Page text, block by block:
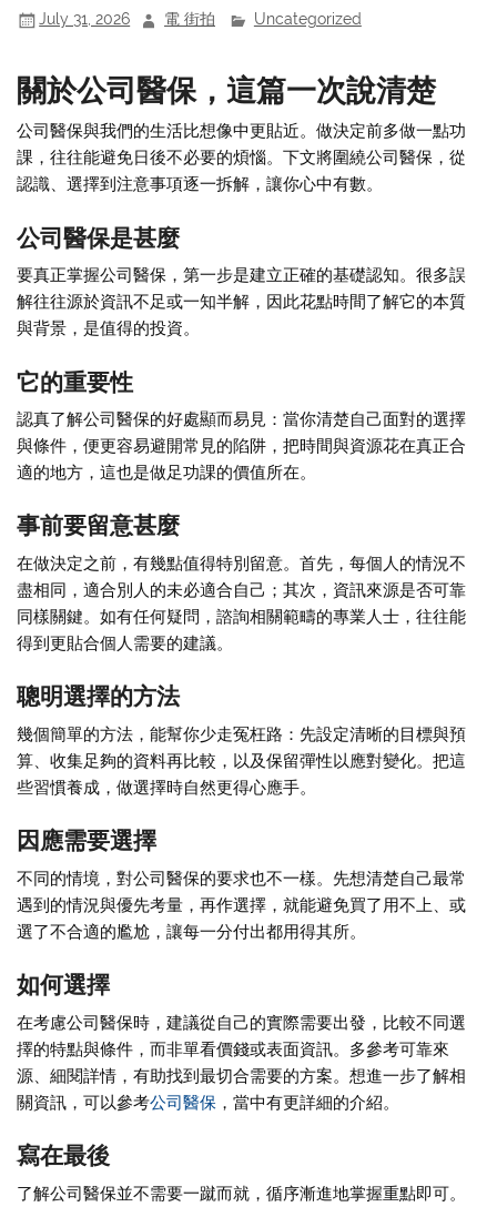
July 31, 2026 電 街拍 Uncategorized
關於公司醫保，這篇一次說清楚
公司醫保與我們的生活比想像中更貼近。做決定前多做一點功
課，往往能避免日後不必要的煩惱。下文將圍繞公司醫保，從
認識、選擇到注意事項逐一拆解，讓你心中有數。
公司醫保是甚麼
要真正掌握公司醫保，第一步是建立正確的基礎認知。很多誤
解往往源於資訊不足或一知半解，因此花點時間了解它的本質
與背景，是值得的投資。
它的重要性
認真了解公司醫保的好處顯而易見：當你清楚自己面對的選擇
與條件，便更容易避開常見的陷阱，把時間與資源花在真正合
適的地方，這也是做足功課的價值所在。
事前要留意甚麼
在做決定之前，有幾點值得特別留意。首先，每個人的情況不
盡相同，適合別人的未必適合自己；其次，資訊來源是否可靠
同樣關鍵。如有任何疑問，諮詢相關範疇的專業人士，往往能
得到更貼合個人需要的建議。
聰明選擇的方法
幾個簡單的方法，能幫你少走冤枉路：先設定清晰的目標與預
算、收集足夠的資料再比較，以及保留彈性以應對變化。把這
些習慣養成，做選擇時自然更得心應手。
因應需要選擇
不同的情境，對公司醫保的要求也不一樣。先想清楚自己最常
遇到的情況與優先考量，再作選擇，就能避免買了用不上、或
選了不合適的尷尬，讓每一分付出都用得其所。
如何選擇
在考慮公司醫保時，建議從自己的實際需要出發，比較不同選
擇的特點與條件，而非單看價錢或表面資訊。多參考可靠來
源、細閱詳情，有助找到最切合需要的方案。想進一步了解相
關資訊，可以參考公司醫保 ，當中有更詳細的介紹。
寫在最後
了解公司醫保並不需要一蹴而就，循序漸進地掌握重點即可。